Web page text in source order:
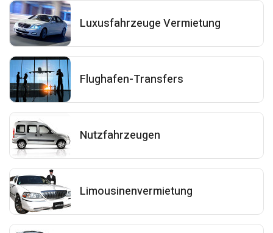
Luxusfahrzeuge Vermietung
Flughafen-Transfers
Nutzfahrzeugen
Limousinenvermietung